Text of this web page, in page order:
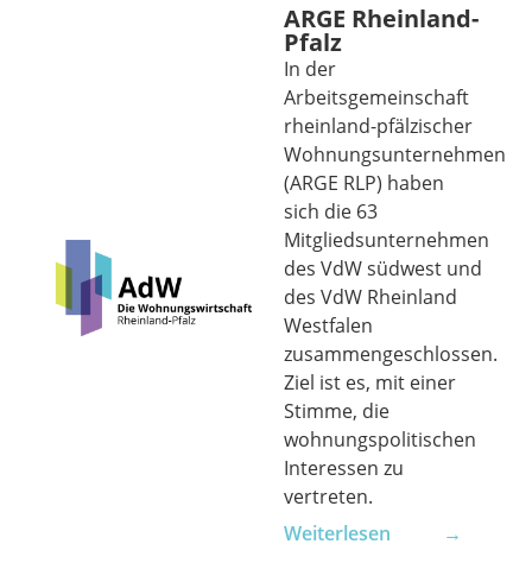
ARGE Rheinland-
Pfalz
In der
Arbeitsgemeinschaft
rheinland-pfälzischer
Wohnungsunternehmen
(ARGE RLP) haben
sich die 63
Mitgliedsunternehmen
des VdW südwest und
des VdW Rheinland
Westfalen
zusammengeschlossen.
Ziel ist es, mit einer
Stimme, die
wohnungspolitischen
Interessen zu
vertreten.
Weiterlesen →